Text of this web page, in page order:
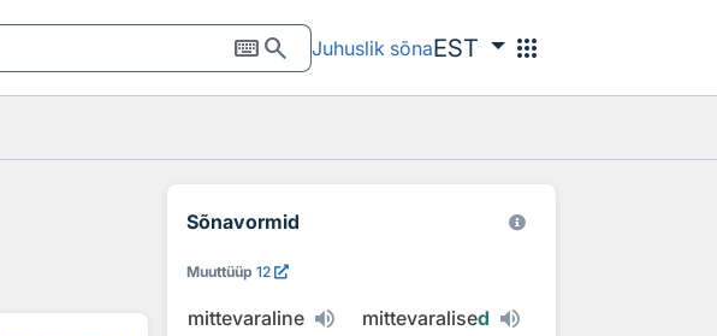
keyboardsearch Juhuslik sõnaEST apps
Sõnavormid
Muuttüüp 12
mittevaraline mittevaralised